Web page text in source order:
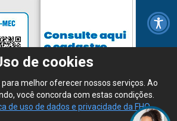
de cookies
melhor oferecer nossos serviços. Ao
você concorda com estas condições.
de uso de dados e privacidade da FHO